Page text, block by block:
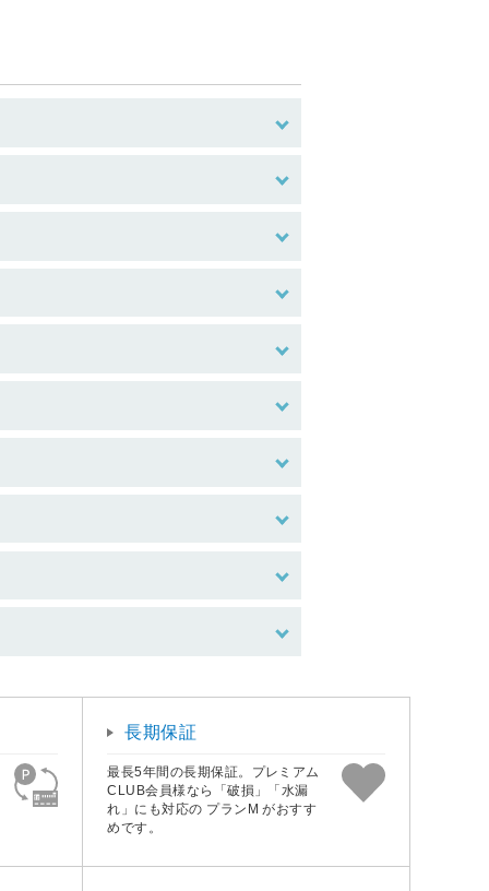
長期保証
最長5年間の長期保証。プレミアム
CLUB会員様なら「破損」「水漏
れ」にも対応の プランM がおすす
めです。